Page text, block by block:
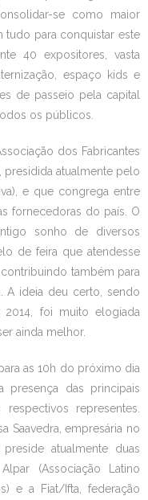
se como maior
tudo para conquistar este
40 expositores, vasta
espaço kids e
de passeio pela capital
os públicos.
dos Fabricantes
presidida atualmente pelo
e que congrega entre
fornecedoras do país. O
sonho de diversos
de feira que atendesse
também para
A ideia deu certo, sendo
foi muito elogiada
ainda melhor.
as 10h do próximo dia
das principais
representes.
Saavedra, empresária no
atualmente duas
(Associação Latino
e a Fiat/Ifta, federação